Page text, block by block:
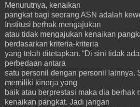
Menurutnya, kenaikan
pangkat bagi seorang ASN adalah
Institusi berhak mengajukan
atau tidak mengajukan kenaikan
berdasarkan kriteria-kriteria
yang telah ditetapkan. “Di sini tidak
perbedaan antara
satu personil dengan personil lainnya.
memiliki kinerja yang
baik atau berprestasi maka dia berhak
kenaikan pangkat. Jadi jangan